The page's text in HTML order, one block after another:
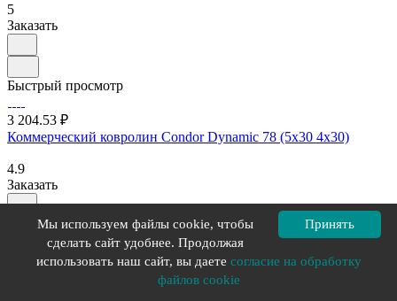
5
Заказать
Быстрый просмотр
3 204.53 ₽
Коммерческий ковролин Condor Dynamic 78 (5х30 4х30)
4.9
Заказать
Загрузить еще
Принять
Мы используем файлы cookie, чтобы
сделать сайт удобнее. Продолжая
использовать наш сайт, вы даете согласие на обработку
файлов cookie